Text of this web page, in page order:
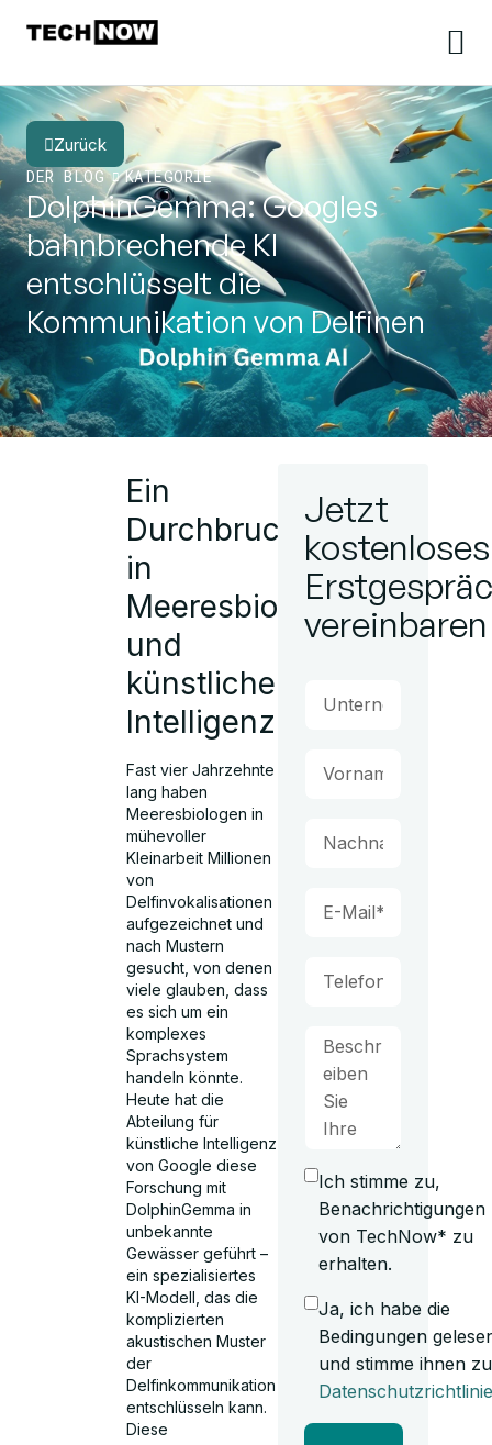
Zurück
DER BLOG
KATEGORIE
DolphinGemma: Googles
bahnbrechende KI
entschlüsselt die
Kommunikation von Delfinen
Ein
Durchbruch
in
Meeresbiologie
und
künstlicher
Intelligenz
Fast vier Jahrzehnte
lang haben
Meeresbiologen in
mühevoller
Kleinarbeit Millionen
von
Delfinvokalisationen
aufgezeichnet und
nach Mustern
gesucht, von denen
viele glauben, dass
es sich um ein
komplexes
Sprachsystem
handeln könnte.
Heute hat die
Abteilung für
künstliche Intelligenz
von Google diese
Forschung mit
DolphinGemma in
unbekannte
Gewässer geführt –
ein spezialisiertes
KI-Modell, das die
komplizierten
akustischen Muster
der
Delfinkommunikation
entschlüsseln kann.
Diese
Jetzt
kostenloses
vereinbaren
Ich stimme zu,
Benachrichtigungen
von TechNow* zu
erhalten.
Ja, ich habe die
Bedingungen
und stimme ihnen
Datenschutzrichtlinie